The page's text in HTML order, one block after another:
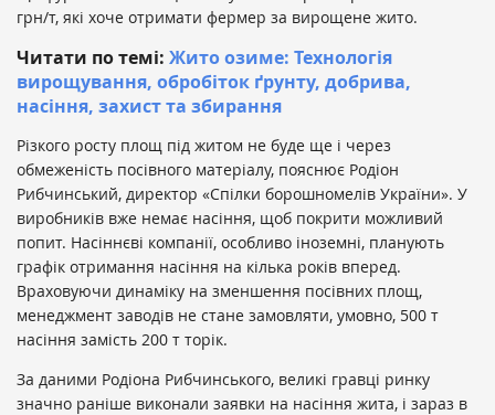
грн/т, які хоче отримати фермер за вирощене жито.
Читати по темі: Жито озиме: Технологія
вирощування, обробіток ґрунту, добрива,
насіння, захист та збирання
Різкого росту площ під житом не буде ще і через
обмеженість посівного матеріалу, пояснює Родіон
Рибчинський, директор «Спілки борошномелів України». У
виробників вже немає насіння, щоб покрити можливий
попит. Насіннєві компанії, особливо іноземні, планують
графік отримання насіння на кілька років вперед.
Враховуючи динаміку на зменшення посівних площ,
менеджмент заводів не стане замовляти, умовно, 500 т
насіння замість 200 т торік.
За даними Родіона Рибчинського, великі гравці ринку
значно раніше виконали заявки на насіння жита, і зараз в